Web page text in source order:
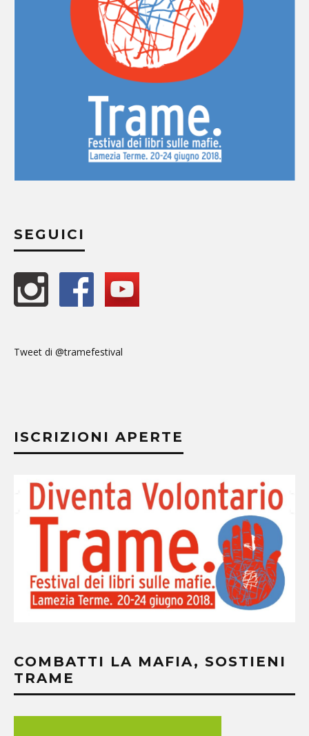
SEGUICI
Tweet di @tramefestival
ISCRIZIONI APERTE
COMBATTI LA MAFIA, SOSTIENI
TRAME